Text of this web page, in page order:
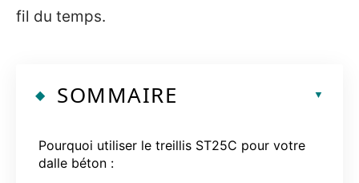
fil du temps.
SOMMAIRE
Pourquoi utiliser le treillis ST25C pour votre
dalle béton :